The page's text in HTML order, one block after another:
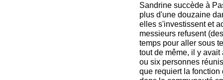
Sandrine succède à
plus d'une douzaine
elles s'investissent et
messieurs refusent
temps pour aller sous
tout de même, il y
ou six personnes
que requiert la